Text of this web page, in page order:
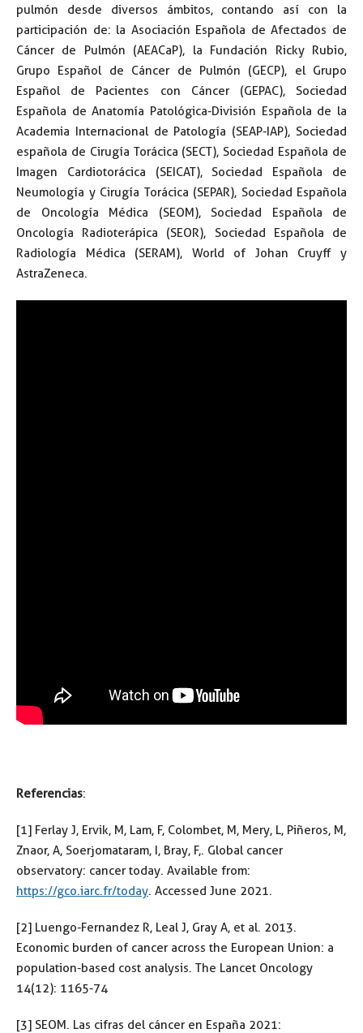
pulmón desde diversos ámbitos, contando así con la
participación de: la Asociación Española de Afectados de
Cáncer de Pulmón (AEACaP), la Fundación Ricky Rubio,
Grupo Español de Cáncer de Pulmón (GECP), el Grupo
Español de Pacientes con Cáncer (GEPAC), Sociedad
Española de Anatomía Patológica-División Española de la
Academia Internacional de Patología (SEAP-IAP), Sociedad
española de Cirugía Torácica (SECT), Sociedad Española de
Imagen Cardiotorácica (SEICAT), Sociedad Española de
Neumología y Cirugía Torácica (SEPAR), Sociedad Española
de Oncología Médica (SEOM), Sociedad Española de
Oncología Radioterápica (SEOR), Sociedad Española de
Radiología Médica (SERAM), World of Johan Cruyff y
AstraZeneca.
Referencias:
[1] Ferlay J, Ervik, M, Lam, F, Colombet, M, Mery, L, Piñeros, M,
Znaor, A, Soerjomataram, I, Bray, F,. Global cancer
observatory: cancer today. Available from:
https://gco.iarc.fr/today. Accessed June 2021.
[2] Luengo-Fernandez R, Leal J, Gray A, et al. 2013.
Economic burden of cancer across the European Union: a
population-based cost analysis. The Lancet Oncology
14(12): 1165-74
[3] SEOM. Las cifras del cáncer en España 2021: